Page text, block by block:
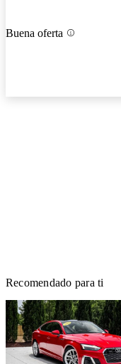
Buena oferta
Recomendado para ti